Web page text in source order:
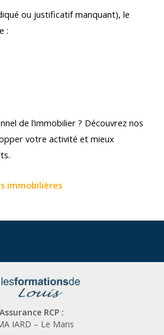
ou justificatif manquant), le
:
de l’immobilier ? Découvrez nos
votre activité et mieux
immobilières
Assurance RCP :
IARD – Le Mans